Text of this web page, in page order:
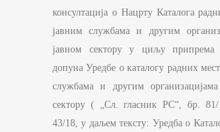
консултација о Нацрту Каталога
јавним службама и другим
јавном сектору у циљу
допуна Уредбе о каталогу радних
службама и другим
сектору ( „Сл. гласник РС“, бр.
43/18, у даљем тексту: Уредба о